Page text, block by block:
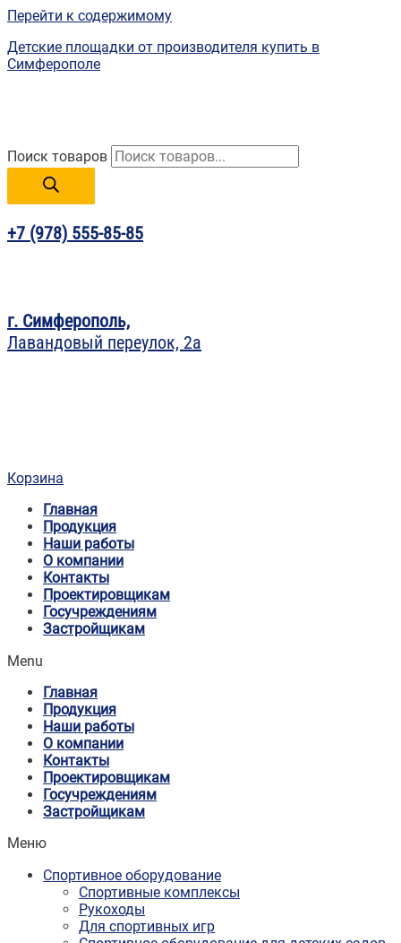
Перейти к содержимому
Детские площадки от производителя купить в
Симферополе
Поиск товаров
+7 (978) 555-85-85
г. Симферополь,
Лавандовый переулок, 2а
Корзина
Главная
Продукция
Наши работы
О компании
Контакты
Проектировщикам
Госучреждениям
Застройщикам
Menu
Главная
Продукция
Наши работы
О компании
Контакты
Проектировщикам
Госучреждениям
Застройщикам
Меню
Спортивное оборудование
Спортивные комплексы
Рукоходы
Для спортивных игр